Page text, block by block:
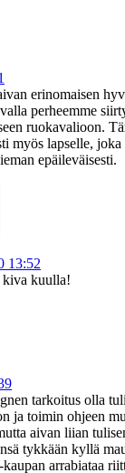
erinomaisen
perheemme
ruokavalioon.
myös lapselle, joka
epäileväisesti.
13:52
kiva kuulla!
tarkoitus olla
ja toimin ohjeen
aivan liian
tykkään kyllä
arrabiataa